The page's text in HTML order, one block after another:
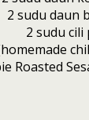
2 sudu daun
2 sudu cili
Roasted